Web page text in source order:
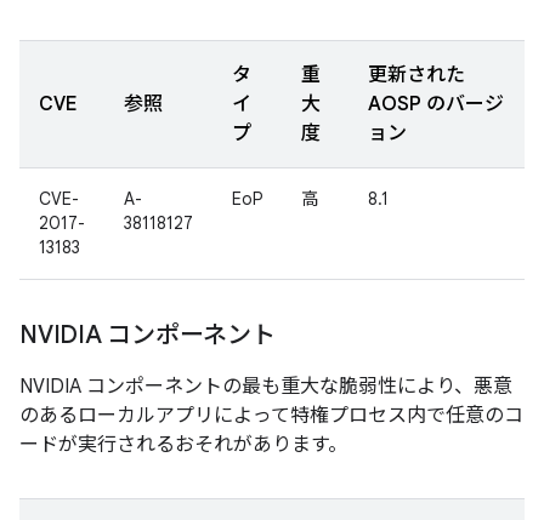
CVE 参照
タ
イ
プ
重
大
度
更新された
AOSP のバージ
ョン
CVE-
2017-
13183
A-
38118127
EoP 高 8.1
NVIDIA コンポーネント
NVIDIA コンポーネントの最も重大な脆弱性により、悪意
のあるローカルアプリによって特権プロセス内で任意のコ
ードが実行されるおそれがあります。